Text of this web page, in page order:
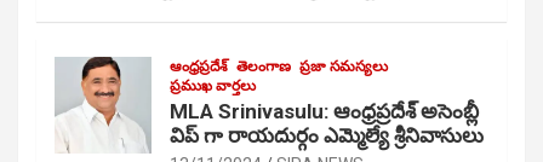
ఆంధ్రప్రదేశ్ తెలంగాణ ప్రజా సమస్యలు
ప్రముఖ వార్తలు
MLA Srinivasulu: ఆంధ్రప్రదేశ్ అసెంబ్లీ
విప్ గా రాయదుర్గం ఎమ్మెల్యే శ్రీనివాసులు